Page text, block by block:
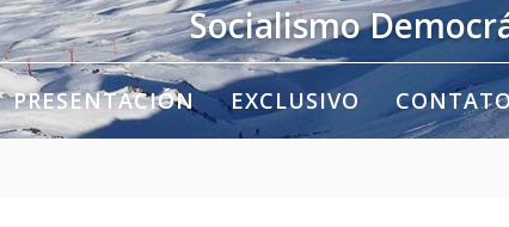
Socialismo
PRESENTACIÓN EXCLUSIVO